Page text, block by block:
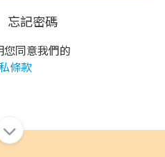
忘記密碼
您同意我們的
條款